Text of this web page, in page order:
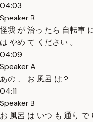
04:03
Speaker B
怪我 が 治っ たら 自転車
は やめ て ください 。
04:09
Speaker A
あの 、 お 風呂 は ?
04:11
Speaker B
お 風呂 は いつ も 通り で